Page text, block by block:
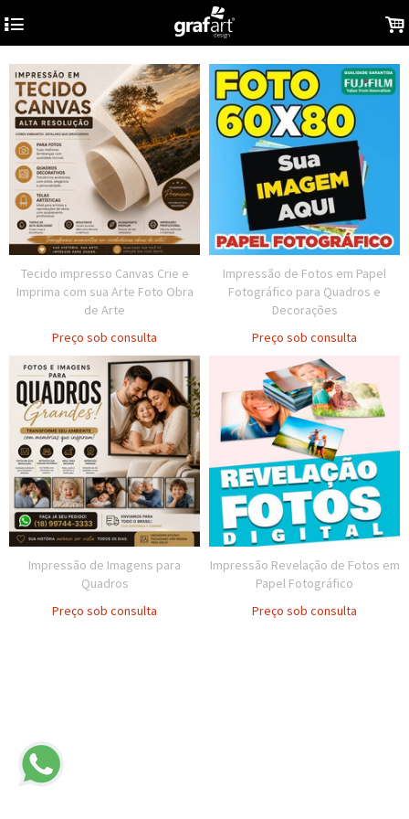
4 .
Tecido impresso Canvas Crie e
Imprima com sua Arte Foto Obra
de Arte
Preço sob consulta
Impressão de Fotos em Papel
Fotográfico para Quadros e
Decorações
Preço sob consulta
Impressão de Imagens para
Quadros
Preço sob consulta
Impressão Revelação de Fotos em
Papel Fotográfico
Preço sob consulta